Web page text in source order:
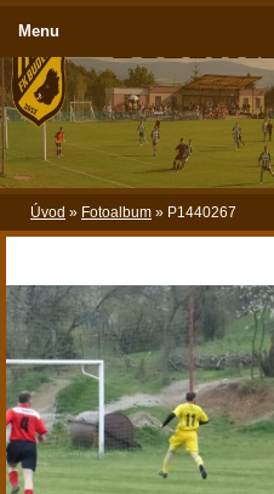
Úvod » Fotoalbum » P1440267
Menu